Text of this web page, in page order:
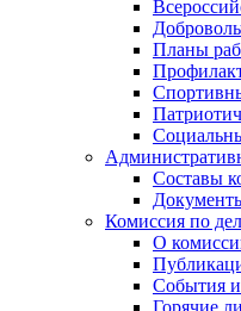
Планы
Составы
Комиссия по
О
События
Горячие